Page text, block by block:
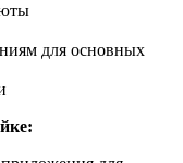
для основных